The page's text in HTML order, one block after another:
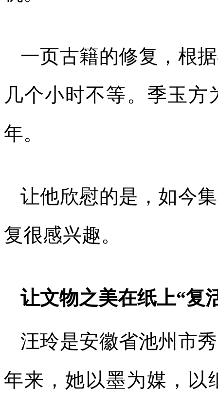
一页古籍的修复，根
几个小时不等。季玉方
年。
让他欣慰的是，如今
复很感兴趣。
让文物之美在纸上“复
汪玲是安徽省池州市
年来，她以墨为媒，以